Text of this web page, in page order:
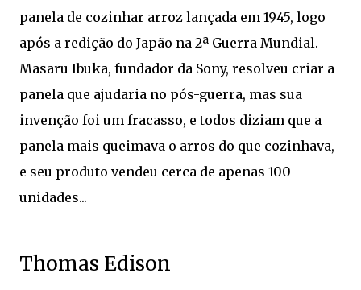
panela de cozinhar arroz lançada em 1945, logo
após a redição do Japão na 2ª Guerra Mundial.
Masaru Ibuka, fundador da Sony, resolveu criar a
panela que ajudaria no pós-guerra, mas sua
invenção foi um fracasso, e todos diziam que a
panela mais queimava o arros do que cozinhava,
e seu produto vendeu cerca de apenas 100
unidades...
Thomas Edison